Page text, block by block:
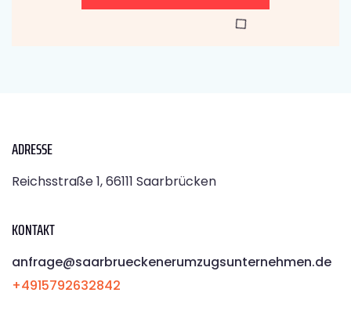
ADRESSE
Reichsstraße 1, 66111 Saarbrücken
KONTAKT
anfrage@saarbrueckenerumzugsunternehmen.de
+4915792632842